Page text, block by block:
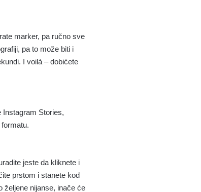
marker, pa ručno sve
pa to može biti i
I voilà – dobićete
Instagram Stories,
jeste da kliknete i
prstom i stanete kod
željene nijanse, inače će